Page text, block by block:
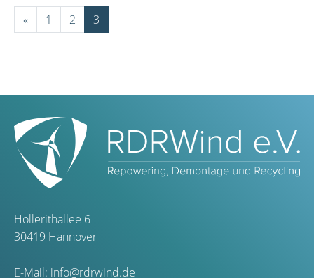
« 1 2 3
Hollerithallee 6
30419 Hannover
E-Mail: info@rdrwind.de